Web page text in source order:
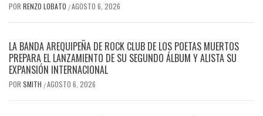
POR RENZO LOBATO /AGOSTO 6, 2026
LA BANDA AREQUIPEÑA DE ROCK CLUB DE LOS POETAS MUERTOS
PREPARA EL LANZAMIENTO DE SU SEGUNDO ÁLBUM Y ALISTA SU
EXPANSIÓN INTERNACIONAL
POR SMITH /AGOSTO 6, 2026